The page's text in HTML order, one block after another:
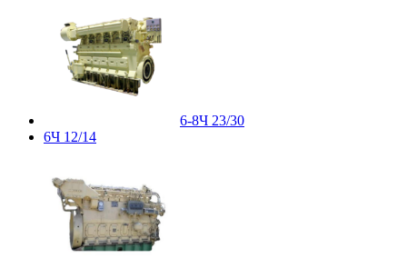
6-8Ч 23/30
6Ч 12/14